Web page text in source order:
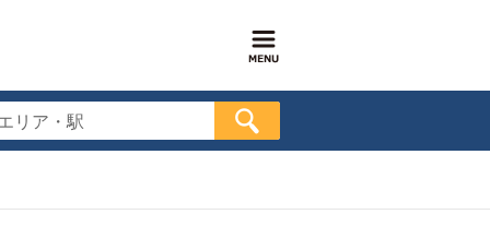
リア・駅